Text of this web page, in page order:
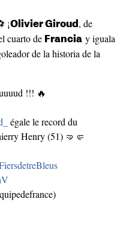
¡Olivier Giroud , de
cuarto de Franciay iguala
de la historia de la
!!! 🔥
égale le record du
Henry (51) 🤜🤛